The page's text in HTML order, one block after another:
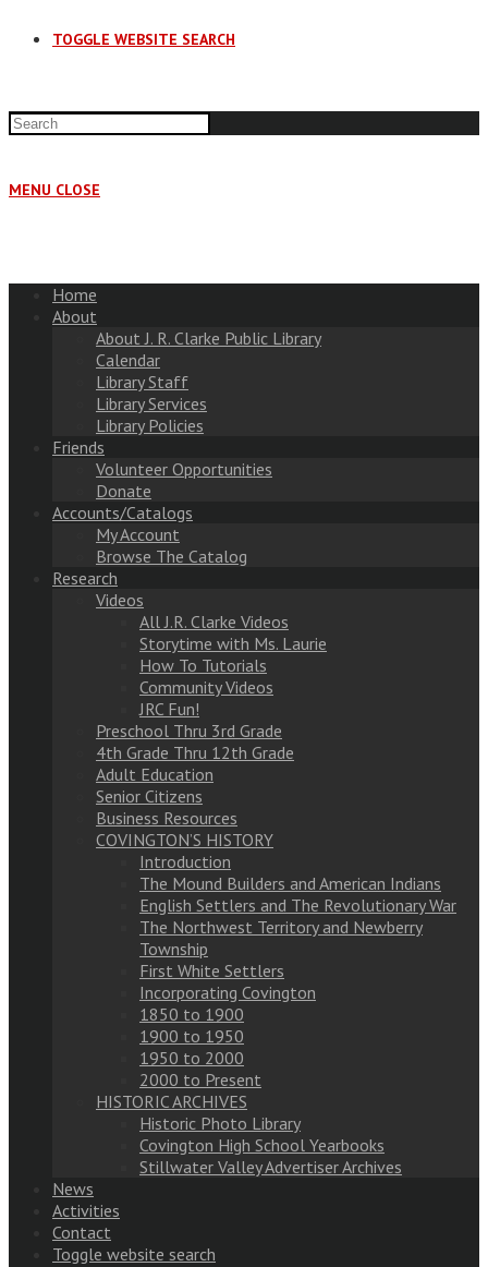
TOGGLE WEBSITE SEARCH
MENU CLOSE
Home
About
About J. R. Clarke Public Library
Calendar
Library Staff
Library Services
Library Policies
Friends
Volunteer Opportunities
Donate
Accounts/Catalogs
My Account
Browse The Catalog
Research
Videos
All J.R. Clarke Videos
Storytime with Ms. Laurie
How To Tutorials
Community Videos
JRC Fun!
Preschool Thru 3rd Grade
4th Grade Thru 12th Grade
Adult Education
Senior Citizens
Business Resources
COVINGTON’S HISTORY
Introduction
The Mound Builders and American Indians
English Settlers and The Revolutionary War
The Northwest Territory and Newberry
Township
First White Settlers
Incorporating Covington
1850 to 1900
1900 to 1950
1950 to 2000
2000 to Present
HISTORIC ARCHIVES
Historic Photo Library
Covington High School Yearbooks
Stillwater Valley Advertiser Archives
News
Activities
Contact
Toggle website search